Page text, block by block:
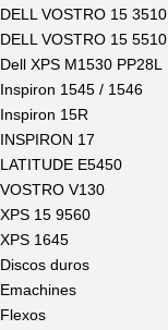
DELL VOSTRO 15 3510
DELL VOSTRO 15 5510
Dell XPS M1530 PP28L
Inspiron 1545 / 1546
Inspiron 15R
INSPIRON 17
LATITUDE E5450
VOSTRO V130
XPS 15 9560
XPS 1645
Discos duros
Emachines
Flexos